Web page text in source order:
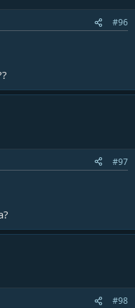
#96
#97
#98